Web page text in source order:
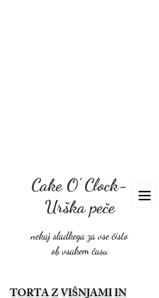
Cake O' Clock-
Urška peče
nekaj sladkega za vse čisto
ob vsakem času
TORTA Z VIŠNJAMI IN